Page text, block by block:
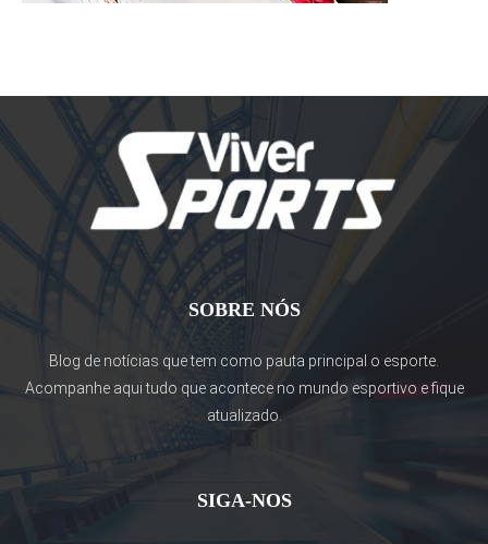
SOBRE NÓS
Blog de notícias que tem como pauta principal o esporte.
Acompanhe aqui tudo que acontece no mundo esportivo e fique
atualizado.
SIGA-NOS